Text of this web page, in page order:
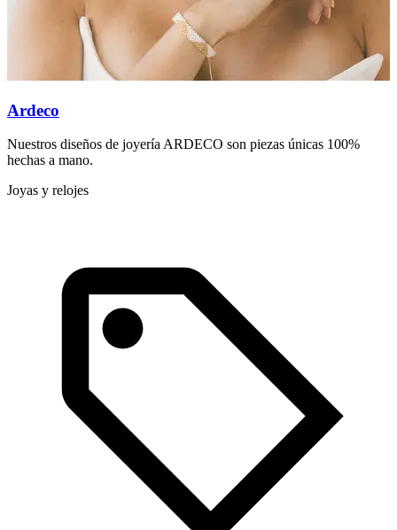
Ardeco
Nuestros diseños de joyería ARDECO son piezas únicas 100%
hechas a mano.
Joyas y relojes